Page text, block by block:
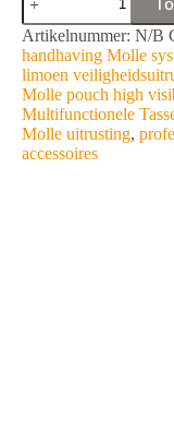
Tassen
voor
Molle
Systeem
aantal
A
l
t
e
r
n
a
Artikelnummer: N/B
handhaving Molle
limoen
Molle pouch high
Multifunctionele
Molle uitrusting,
accessoires